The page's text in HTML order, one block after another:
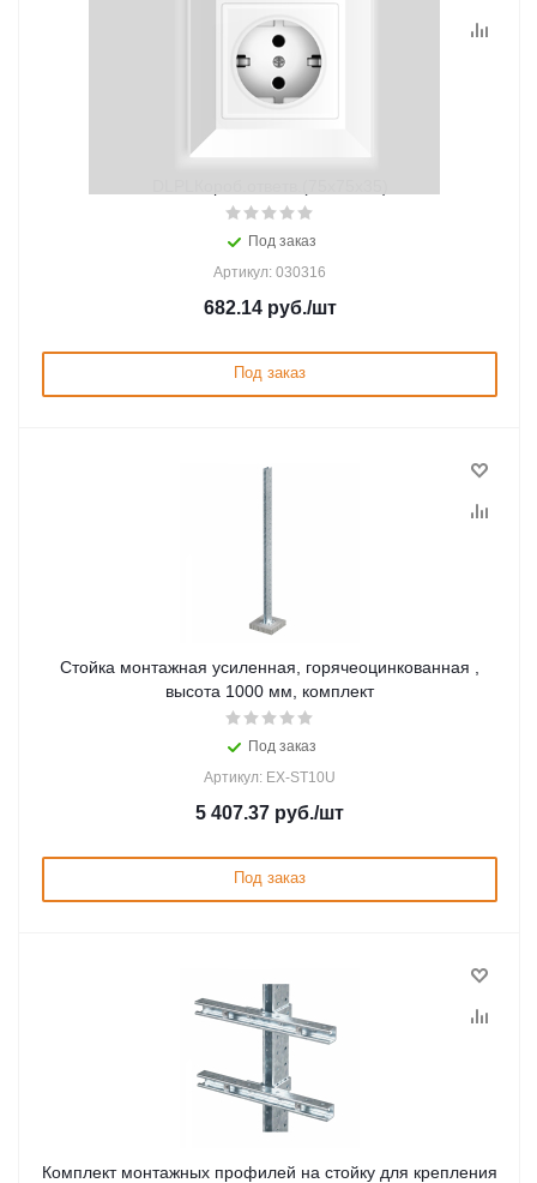
Под заказ
Артикул: 030316
682.14руб./шт
Под заказ
Стойка монтажная усиленная, горячеоцинкованная ,
высота 1000 мм, комплект
Под заказ
Артикул: EX-ST10U
5 407.37 руб./шт
Под заказ
Комплект монтажных профилей на стойку для крепления